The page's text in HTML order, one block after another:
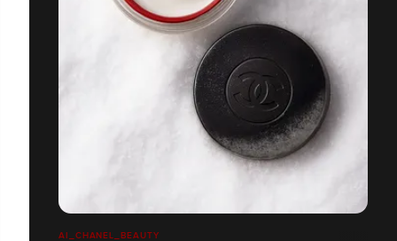
AI_CHANEL_BEAUTY